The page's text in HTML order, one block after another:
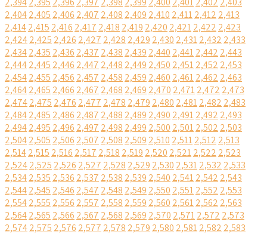
2,4042,405 2,406 2,407 2,408 2,409 2,410 2,4112,412 2,413
2,4142,415 2,416 2,417 2,418 2,419 2,420 2,4212,422 2,423
2,4242,425 2,426 2,427 2,428 2,429 2,430 2,4312,432 2,433
2,4342,435 2,436 2,437 2,438 2,439 2,440 2,4412,442 2,443
2,4442,445 2,446 2,447 2,448 2,449 2,450 2,4512,452 2,453
2,4542,455 2,456 2,457 2,458 2,459 2,460 2,4612,462 2,463
2,4642,465 2,466 2,467 2,468 2,469 2,470 2,4712,472 2,473
2,4742,475 2,476 2,477 2,478 2,479 2,480 2,4812,482 2,483
2,4842,485 2,486 2,487 2,488 2,489 2,490 2,4912,492 2,493
2,4942,495 2,496 2,497 2,498 2,499 2,500 2,5012,502 2,503
2,5042,505 2,506 2,507 2,508 2,509 2,510 2,5112,512 2,513
2,5142,515 2,516 2,517 2,518 2,519 2,520 2,5212,522 2,523
2,5242,525 2,526 2,527 2,528 2,529 2,530 2,5312,532 2,533
2,5342,535 2,536 2,537 2,538 2,539 2,540 2,5412,542 2,543
2,5442,545 2,546 2,547 2,548 2,549 2,550 2,5512,552 2,553
2,5542,555 2,556 2,557 2,558 2,559 2,560 2,5612,562 2,563
2,5642,565 2,566 2,567 2,568 2,569 2,570 2,5712,572 2,573
2,5742,575 2,576 2,577 2,578 2,579 2,580 2,5812,582 2,583